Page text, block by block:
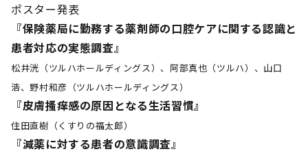
ポスター発表
『保険薬局に勤務する薬剤師の口腔ケアに関する認識と
患者対応の実態調査』
松井洸（ツルハホールディングス）、阿部真也（ツルハ）、山口
浩、野村和彦（ツルハホールディングス）
『皮膚搔痒感の原因となる生活習慣』
住田直樹（くすりの福太郎）
『減薬に対する患者の意識調査』